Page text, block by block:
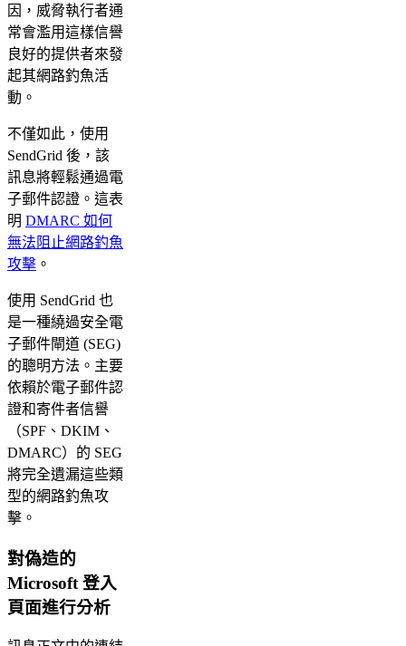
因，威脅執行者通
常會濫用這樣信譽
良好的提供者來發
起其網路釣魚活
動。
不僅如此，使用
SendGrid 後，該
訊息將輕鬆通過電
子郵件認證。這表
明 DMARC 如何
無法阻止網路釣魚
攻擊 。
使用 SendGrid 也
是一種繞過安全電
子郵件閘道 (SEG)
的聰明方法。主要
依賴於電子郵件認
證和寄件者信譽
（SPF、DKIM、
DMARC）的 SEG
將完全遺漏這些類
型的網路釣魚攻
擊。
對偽造的
Microsoft 登入
頁面進行分析